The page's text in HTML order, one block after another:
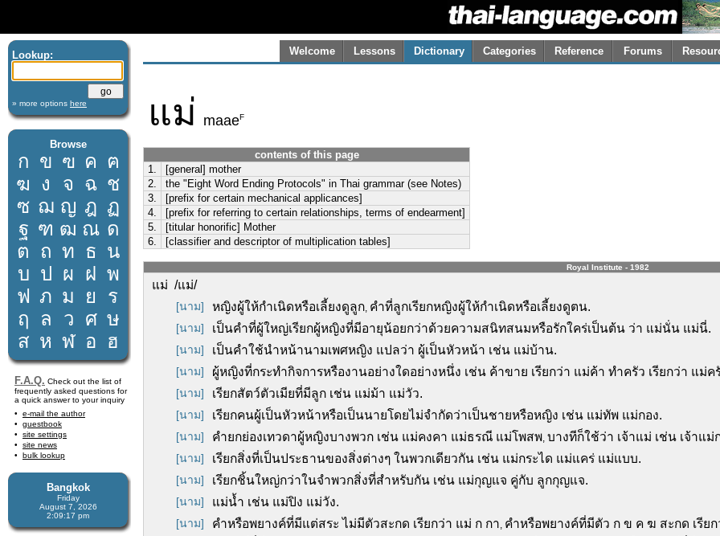
Lookup:
» more options here
Browse
ก ข ฃ ค ฅ
ฆ ง จ ฉ ช
ซ ฌ ญ ฎ ฏ
ฐ ฑ ฒ ณ ด
ต ถ ท ธ น
บ ป ผ ฝ พ
ฟ ภ ม ย
ร
ฤ
ล ว ศ ษ
ส ห ฬ อ ฮ
F.A.Q. Check out the list of
frequently asked questions for
a quick answer to your inquiry
e-mail the author
guestbook
site settings
site news
bulk lookup
Bangkok
Friday
August 7, 2026
2:09:18 pm
Welcome Lessons Dictionary Categories Reference Forums
แม่ maaeF
contents of this page
1.
[general] mother
2.
the "Eight Word Ending Protocols" in Thai grammar (see Notes)
3.
[prefix for certain mechanical applicances]
4.
[prefix for referring to certain relationships, terms of endearment]
5.
[titular honorific] Mother
6.
[classifier and descriptor of multiplication tables]
Royal Institute - 1982
แม่ /แม่/
[นาม] หญิงผู้ให้กำเนิดหรือเลี้ยงดูลูก, คำที่ลูกเรียกหญิงผู้ให้กำเนิดหรือเลี้ยงดูตน.
[นาม] เป็นคำที่ผู้ใหญ่เรียกผู้หญิงที่มีอายุน้อยกว่าด้วยความสนิทสนมหรือรักใคร่เป็นต้น ว่า แม่นั่น แม่นี่.
[นาม] เป็นคำใช้นำหน้านามเพศหญิง แปลว่า ผู้เป็นหัวหน้า เช่น แม่บ้าน.
[นาม] ผู้หญิงที่กระทำกิจการหรืองานอย่างใดอย่างหนึ่ง เช่น ค้าขาย เรียกว่า แม่ค้า ทำครัว เรียกว่า แม่ค
[นาม] เรียกสัตว์ตัวเมียที่มีลูก เช่น แม่ม้า แม่วัว.
[นาม] เรียกคนผู้เป็นหัวหน้าหรือเป็นนายโดยไม่จำกัดว่าเป็นชายหรือหญิง เช่น แม่ทัพ แม่กอง.
[นาม] คำยกย่องเทวดาผู้หญิงบางพวก เช่น แม่คงคา แม่ธรณี แม่โพสพ, บางทีก็ใช้ว่า เจ้าแม่ เช่น เจ้าแม่
[นาม] เรียกสิ่งที่เป็นประธานของสิ่งต่างๆ ในพวกเดียวกัน เช่น แม่กระได แม่แคร่ แม่แบบ.
[นาม] เรียกชิ้นใหญ่กว่าในจำพวกสิ่งที่สำหรับกัน เช่น แม่กุญแจ คู่กับ ลูกกุญแจ.
[นาม] แม่น้ำ เช่น แม่ปิง แม่วัง.
[นาม] คำหรือพยางค์ที่มีแต่สระ ไม่มีตัวสะกด เรียกว่า แม่ ก กา, คำหรือพยางค์ที่มีตัว ก ข ค ฆ สะกด เรีย